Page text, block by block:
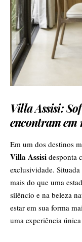
Villa Assisi:
encontram em
Em um dos destinos
Villa Assisi desponta
exclusividade.
mais do que uma
silêncio e na beleza
estar em sua forma
uma experiência